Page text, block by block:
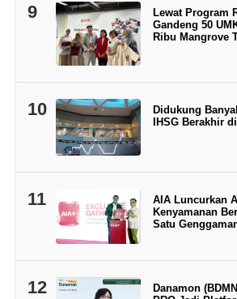
9
Lewat Program
Gandeng 50
Ribu Mangrove
10
Didukung
IHSG Berakhir
11
AIA Luncurkan
Kenyamanan
Satu
12
Danamon